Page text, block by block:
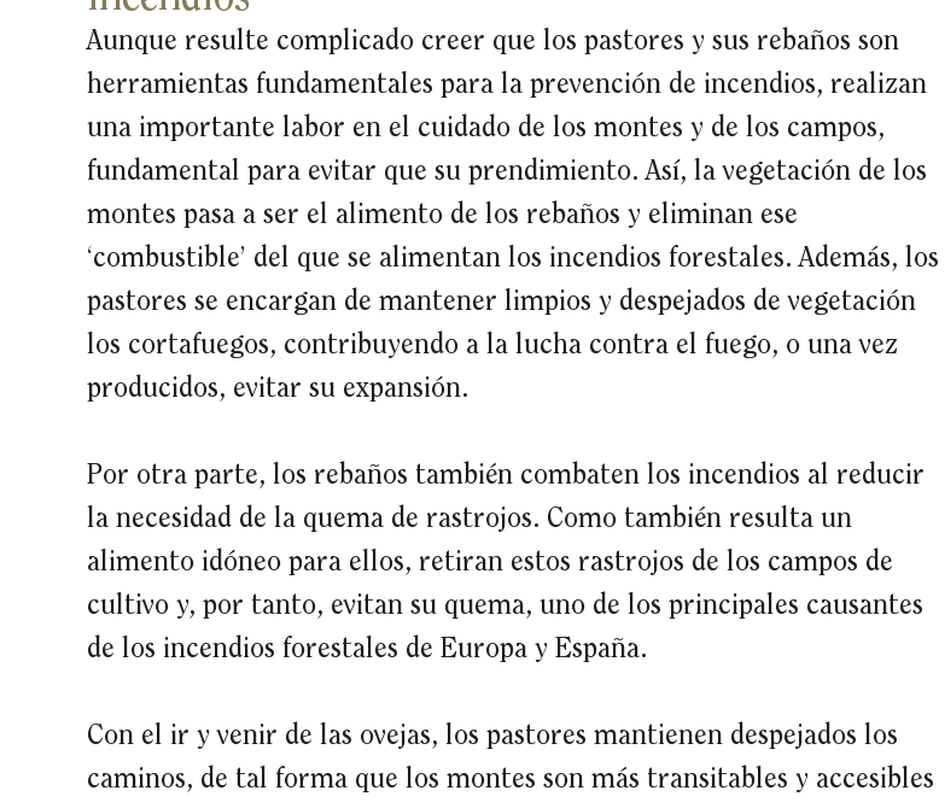
Aunque resulte complicado creer que los pastores y sus rebaños son
herramientas fundamentales para la prevención de incendios, realizan
una importante labor en el cuidado de los montes y de los campos,
fundamental para evitar que su prendimiento. Así, la vegetación de los
montes pasa a ser el alimento de los rebaños y eliminan ese
‘combustible’ del que se alimentan los incendios forestales. Además, los
pastores se encargan de mantener limpios y despejados de vegetación
los cortafuegos, contribuyendo a la lucha contra el fuego, o una vez
producidos, evitar su expansión.
Por otra parte, los rebaños también combaten los incendios al reducir
la necesidad de la quema de rastrojos. Como también resulta un
alimento idóneo para ellos, retiran estos rastrojos de los campos de
cultivo y, por tanto, evitan su quema, uno de los principales causantes
de los incendios forestales de Europa y España.
Con el ir y venir de las ovejas, los pastores mantienen despejados los
caminos, de tal forma que los montes son más transitables y accesibles